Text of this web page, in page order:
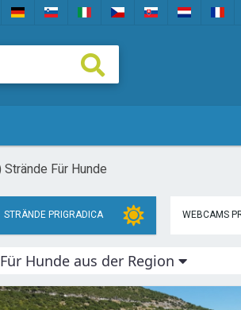
Für Hunde
STRÄNDE PRIGRADICA WEBCAMS
Hunde aus der Region